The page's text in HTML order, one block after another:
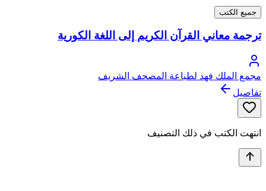
جميع الكتب
ترجمة معاني القرآن الكريم إلى اللغة الكورية
مجمع الملك فهد لطباعة المصحف الشريف
تفاصيل
انتهت الكتب في ذلك التصنيف